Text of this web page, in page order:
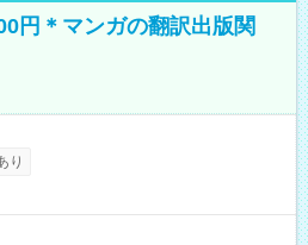
円＊マンガの翻訳出版関
り